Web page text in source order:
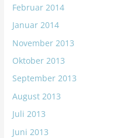
Februar 2014
Januar 2014
November 2013
Oktober 2013
September 2013
August 2013
Juli 2013
Juni 2013